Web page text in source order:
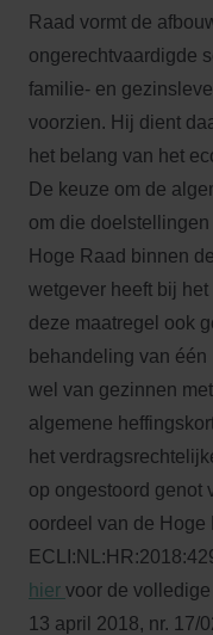
Raad vormt de
ongerechtvaardigde
familie- en
voorzien. Hij dient
het belang van het
De keuze om de
om die
Hoge Raad binnen
wetgever heeft bij
deze maatregel ook
behandeling van
wel van gezinnen
algemene
het
op ongestoord genot
oordeel van de Hoge
hier voor de
13 april 2018, nr. 17/